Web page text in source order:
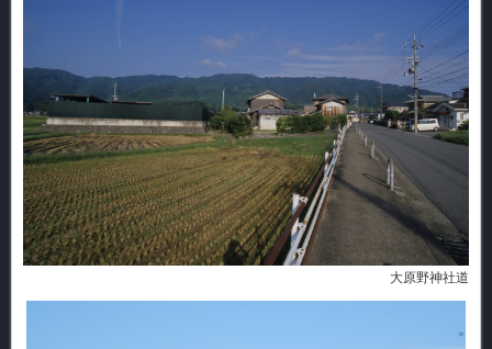
大原野神社道